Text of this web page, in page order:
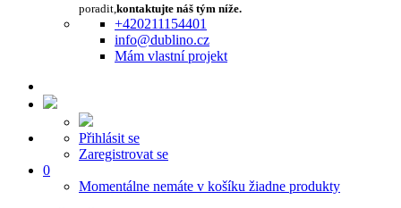
poradit,kontaktujte náš tým níže.
+420211154401
info@dublino.cz
Mám vlastní projekt
Přihlásit se
Zaregistrovat se
0
Momentálne nemáte v košíku žiadne produkty